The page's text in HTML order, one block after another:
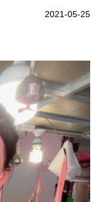
2021-05-25